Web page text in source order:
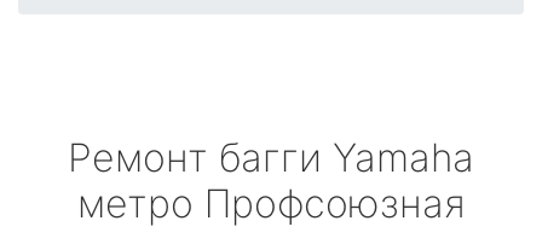
Ремонт багги Yamaha
метро Профсоюзная